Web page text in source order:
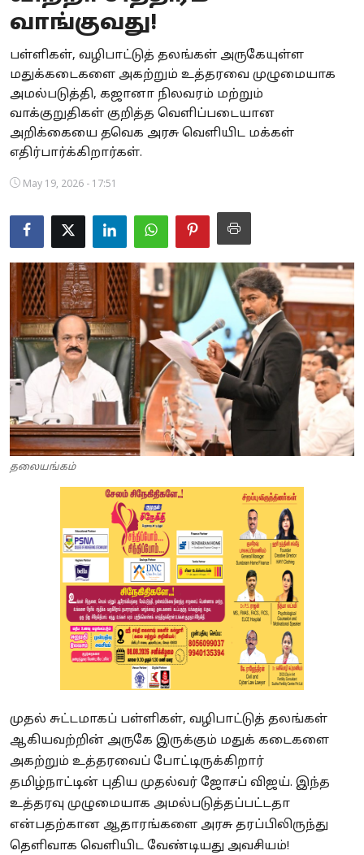
Business
Crime
Tamilnadu
National
Spirituality
Weather
Politics
வாங்குவது!
பள்ளிகள், வழிபாட்டுத் தலங்கள் அருகேயுள்ள
மதுக்கடைகளை அகற்றும் உத்தரவை முழுமையாக
அமல்படுத்தி, கஜானா நிலவரம் மற்றும்
வாக்குறுதிகள் குறித்த வெளிப்படையான
அறிக்கையை தவெக அரசு வெளியிட மக்கள்
எதிர்பார்க்கிறார்கள்.
May 19, 2026 - 17:51
தலையங்கம்
முதல் சுட்டமாகப் பள்ளிகள், வழிபாட்டுத் தலங்கள்
ஆகியவற்றின் அருகே இருக்கும் மதுக் கடைகளை
அகற்றும் உத்தரவைப் போட்டிருக்கிறார்
தமிழ்நாட்டின் புதிய முதல்வர் ஜோசப் விஜய். இந்த
உத்தரவு முழுமையாக அமல்படுத்தப்பட்டதா
என்பதற்கான ஆதாரங்களை அரசு தரப்பிலிருந்து
தெளிவாக வெளியிட வேண்டியது அவசியம்!